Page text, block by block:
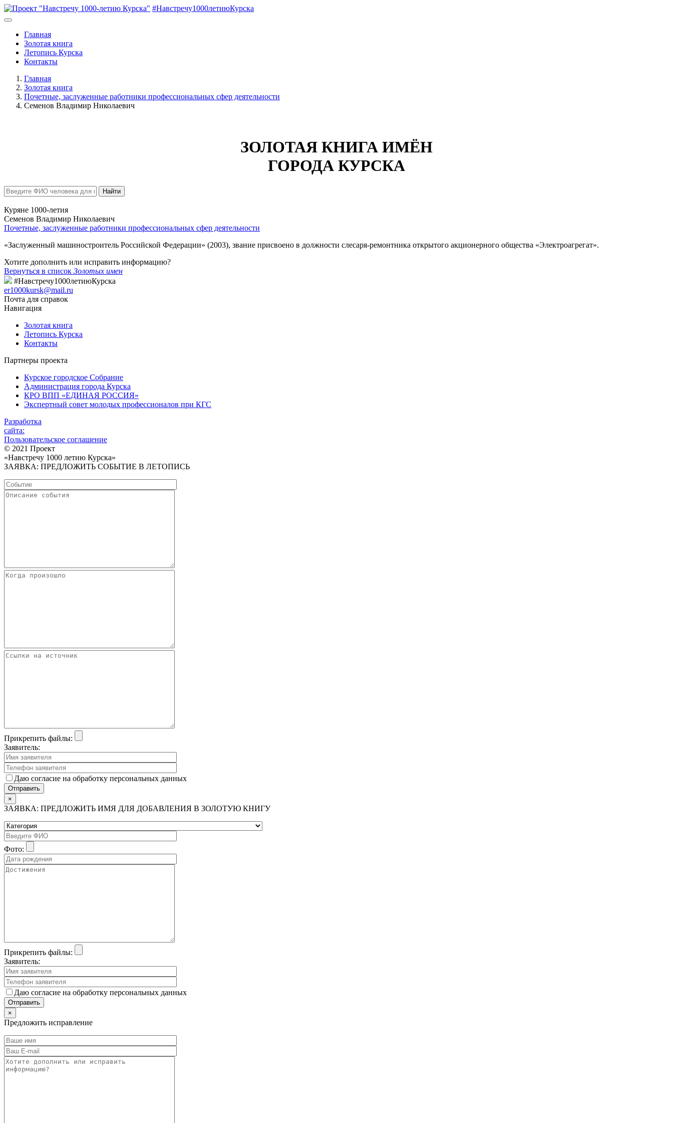
#Навстречу1000летиюКурска
Главная
Золотая книга
Летопись Курска
Контакты
Главная
Золотая книга
Почетные, заслуженные работники профессиональных сфер деятельности
Семенов Владимир Николаевич
ЗОЛОТАЯ КНИГА ИМЁН
ГОРОДА КУРСКА
Найти
Куряне 1000-летия
Семенов Владимир Николаевич
Почетные, заслуженные работники профессиональных сфер деятельности
«Заслуженный машиностроитель Российской Федерации» (2003), звание присвоено в должности слесаря-ремонтника открытого акционерного общества «Электроагрегат».
Хотите дополнить или исправить информацию?
Вернуться в список Золотых имен
#Навстречу1000летиюКурска
er1000kursk@mail.ru
Почта для справок
Навигация
Золотая книга
Летопись Курска
Контакты
Партнеры проекта
Курское городское Собрание
Администрация города Курска
КРО ВПП «ЕДИНАЯ РОССИЯ»
Экспертный совет молодых профессионалов при КГС
Разработка
сайта:
Пользовательское соглашение
© 2021 Проект
«Навстречу 1000 летию Курска»
ЗАЯВКА: ПРЕДЛОЖИТЬ СОБЫТИЕ В ЛЕТОПИСЬ
Прикрепить файлы:
Заявитель:
Даю согласие на обработку персональных данных
×
ЗАЯВКА: ПРЕДЛОЖИТЬ ИМЯ ДЛЯ ДОБАВЛЕНИЯ В ЗОЛОТУЮ КНИГУ
Фото:
Прикрепить файлы:
Заявитель:
Даю согласие на обработку персональных данных
×
Предложить исправление